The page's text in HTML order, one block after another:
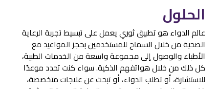
الحلول
عالم الدواء هو تطبيق ثوري يعمل على تبسيط تجربة الرعاية
الصحية من خلال السماح للمستخدمين بحجز المواعيد مع
الأطباء والوصول إلى مجموعة واسعة من الخدمات الطبية،
كل ذلك من خلال هواتفهم الذكية. سواء كنت تحدد موعدًا
للاستشارة، أو تطلب الدواء، أو تبحث عن علاجات متخصصة،